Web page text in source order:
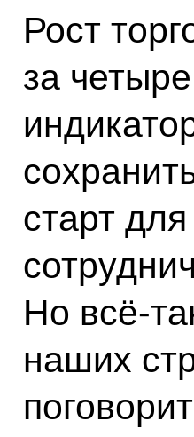
Рост
за
старт
Но
наших